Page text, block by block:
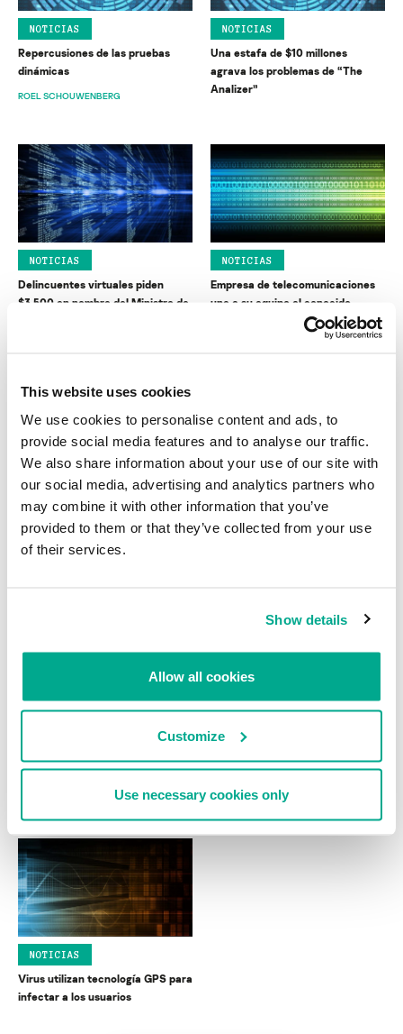
This website uses cookies
We use cookies to personalise content and ads, to
provide social media features and to analyse our traffic.
We also share information about your use of our site with
our social media, advertising and analytics partners who
may combine it with other information that you’ve
provided to them or that they’ve collected from your use
of their services.
Show details
Allow all cookies
Customize
Use necessary cookies only
NOTICIAS
Repercusiones de las pruebas
dinámicas
ROEL SCHOUWENBERG
NOTICIAS
Una estafa de $10 millones
agrava los problemas de “The
Analizer”
NOTICIAS
Delincuentes virtuales piden
$3.500 en nombre del Ministro de
NOTICIAS
Empresa de telecomunicaciones
une a su equipo al conocido
NOTICIAS
Ataque “scareware” asusta a los
usuarios de buscadores
NOTICIAS
Arrestan en Rumania a un
sospechoso de haber espiado en
automáticos con programas para
BBC se vuelve a pasar de la raya
DAVID EMM
NOTICIAS
Virus utilizan tecnología GPS para
infectar a los usuarios